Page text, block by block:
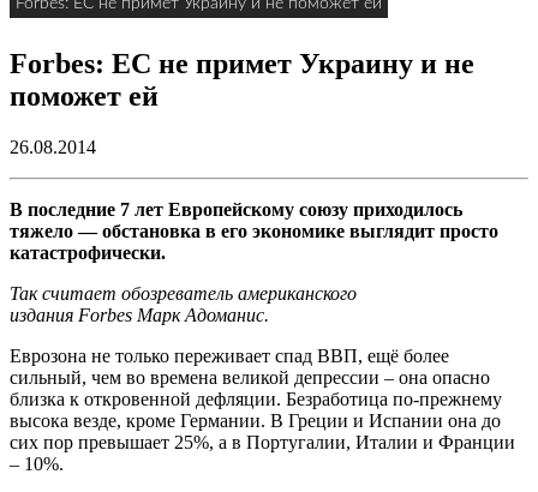
Forbes: ЕС не примет Украину и не поможет ей
Forbes: ЕС не примет Украину и не
поможет ей
26.08.2014
В последние 7 лет Европейскому союзу приходилось
тяжело — обстановка в его экономике выглядит просто
катастрофически.
Так считает обозреватель американского
издания Forbes Марк Адоманис.
Еврозона не только переживает спад ВВП, ещё более
сильный, чем во времена великой депрессии – она опасно
близка к откровенной дефляции. Безработица по-прежнему
высока везде, кроме Германии. В Греции и Испании она до
сих пор превышает 25%, а в Португалии, Италии и Франции
– 10%.